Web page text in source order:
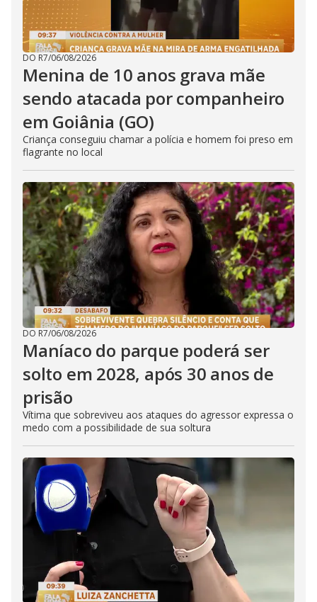
DO R7/06/08/2026
Menina de 10 anos grava mãe
sendo atacada por companheiro
em Goiânia (GO)
Criança conseguiu chamar a polícia e homem foi preso em
flagrante no local
DO R7/06/08/2026
Maníaco do parque poderá ser
solto em 2028, após 30 anos de
prisão
Vítima que sobreviveu aos ataques do agressor expressa o
medo com a possibilidade de sua soltura